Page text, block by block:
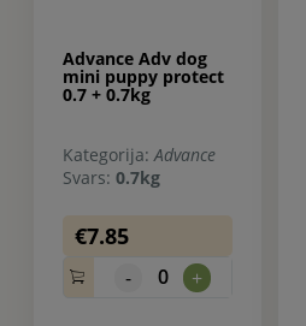
Advance Adv dog
mini puppy protect
0.7 + 0.7kg
Kategorija:Advance
Svars: 0.7kg
€7.85
- 0 +